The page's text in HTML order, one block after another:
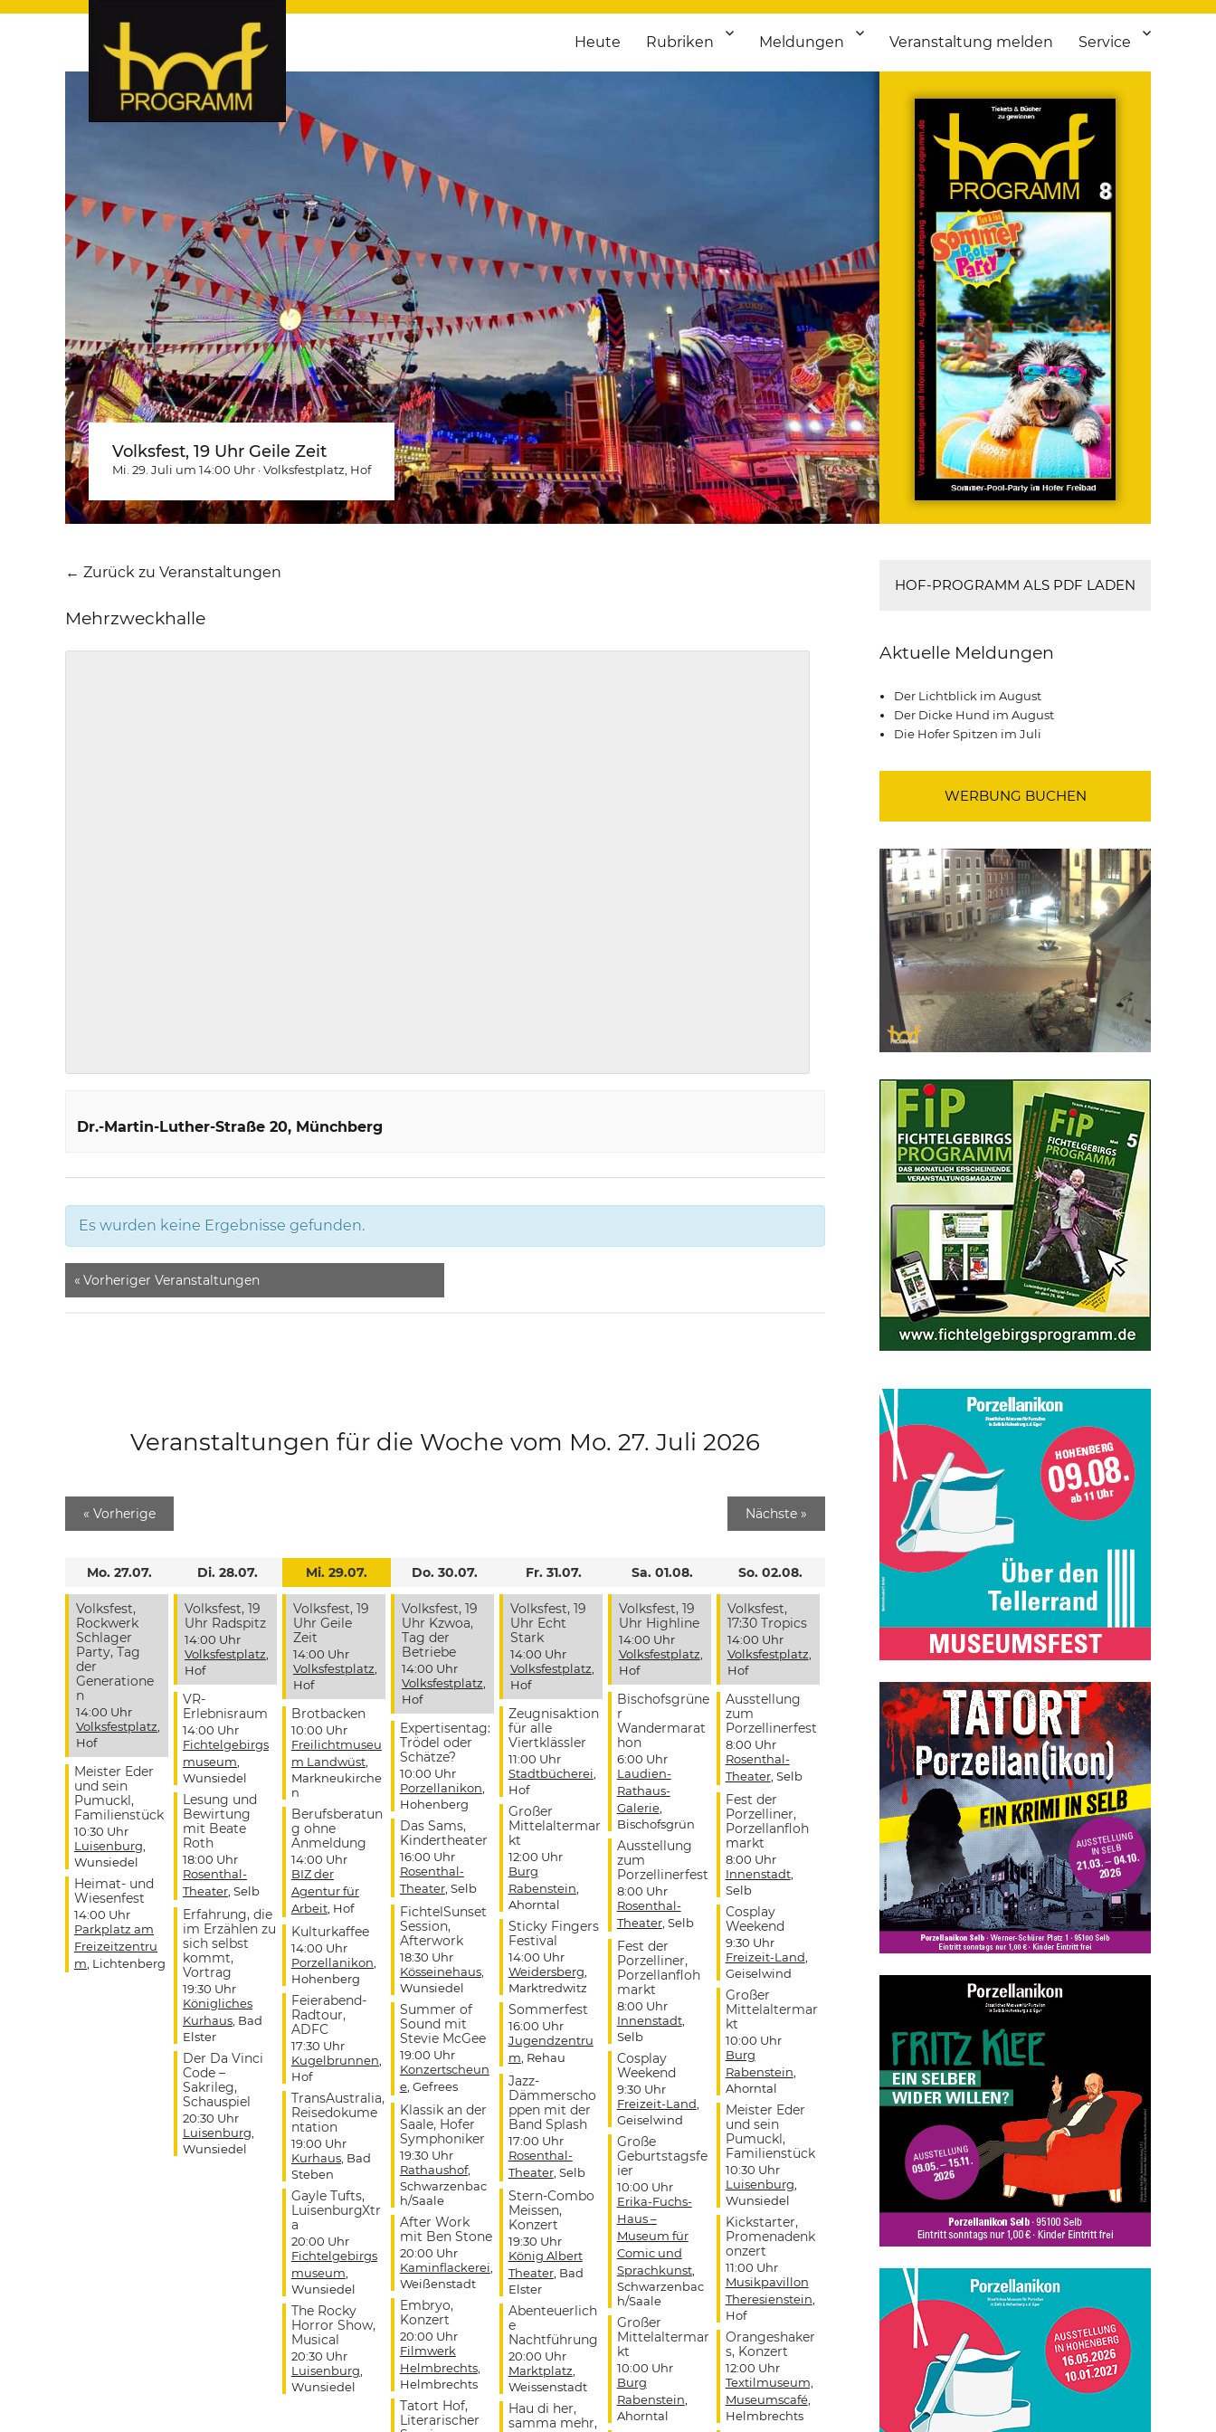
hof-programm – das Veranstaltungsportal für Hochfranken
hof-programm – das Veranstaltungsportal für Hof und Hochfranken. Täglich aktuelle Termine von Kultur bis Sport, von Theater bis Flohmarkt.
Heute Rubriken Meldungen Veranstaltung melden Service
Volksfest, 19 Uhr Geile Zeit
Mi. 29. Juli um 14:00 Uhr ·Volksfestplatz , Hof
← Zurück zu Veranstaltungen
Mehrzweckhalle
Dr.-Martin-Luther-Straße 20 Münchberg
Es wurden keine Ergebnisse gefunden.
« Vorheriger Veranstaltungen
Veranstaltungen für die Woche vom Mo. 27. Juli 2026
« Vorherige Nächste »
Mo. 27.07.
Volksfest,
Rockwerk
Schlager
Party, Tag
der
Generatione
n
14:00 Uhr
Volksfestplatz,
Hof
Meister Eder
und sein
Pumuckl,
Familienstück
10:30 Uhr
Luisenburg,
Wunsiedel
Heimat- und
Wiesenfest
14:00 Uhr
Parkplatz am
Freizeitzentru
m, Lichtenberg
Di. 28.07.
Volksfest, 19
Uhr Radspitz
14:00 Uhr
Volksfestplatz,
Hof
VR-
Erlebnisraum
14:00 Uhr
Fichtelgebirgs
museum,
Wunsiedel
Lesung und
Bewirtung
mit Beate
Roth
18:00 Uhr
Rosenthal-
Theater, Selb
Erfahrung, die
im Erzählen zu
sich selbst
kommt,
Vortrag
19:30 Uhr
Königliches
Kurhaus, Bad
Elster
Der Da Vinci
Code –
Sakrileg,
Schauspiel
20:30 Uhr
Luisenburg,
Wunsiedel
Mi. 29.07.
Volksfest, 19
Uhr Geile
Zeit
14:00 Uhr
Volksfestplatz,
Hof
Brotbacken
10:00 Uhr
Freilichtmuseu
m Landwüst,
Markneukirche
n
Berufsberatun
g ohne
Anmeldung
14:00 Uhr
BIZ der
Agentur für
Arbeit, Hof
Kulturkaffee
14:00 Uhr
Porzellanikon,
Hohenberg
Feierabend-
Radtour,
ADFC
17:30 Uhr
Kugelbrunnen,
Hof
TransAustralia,
Reisedokume
ntation
19:00 Uhr
Kurhaus, Bad
Steben
Gayle Tufts,
LuisenburgXtr
a
20:00 Uhr
Fichtelgebirgs
museum,
Wunsiedel
The Rocky
Horror Show,
Musical
20:30 Uhr
Luisenburg,
Wunsiedel
Do. 30.07.
Volksfest, 19
Uhr Kzwoa,
Tag der
Betriebe
14:00 Uhr
Volksfestplatz,
Hof
Expertisentag:
Trödel oder
Schätze?
10:00 Uhr
Porzellanikon,
Hohenberg
Das Sams,
Kindertheater
16:00 Uhr
Rosenthal-
Theater, Selb
FichtelSunset
Session,
Afterwork
18:30 Uhr
Kösseinehaus,
Wunsiedel
Summer of
Sound mit
Stevie McGee
19:00 Uhr
Konzertscheun
e, Gefrees
Klassik an der
Saale, Hofer
Symphoniker
19:30 Uhr
Rathaushof,
Schwarzenbac
h/Saale
After Work
mit Ben Stone
20:00 Uhr
Kaminflackerei,
Weißenstadt
Embryo,
Konzert
20:00 Uhr
Filmwerk
Helmbrechts,
Helmbrechts
Tatort Hof,
Literarischer
Fr. 31.07.
Volksfest, 19
Uhr Echt
Stark
14:00 Uhr
Volksfestplatz,
Hof
Zeugnisaktion
für alle
Viertklässler
11:00 Uhr
Stadtbücherei,
Hof
Großer
Mittelaltermar
kt
12:00 Uhr
Burg
Rabenstein,
Ahorntal
Sticky Fingers
Festival
14:00 Uhr
Weidersberg,
Marktredwitz
Sommerfest
16:00 Uhr
Jugendzentru
m, Rehau
Jazz-
Dämmerscho
ppen mit der
Band Splash
17:00 Uhr
Rosenthal-
Theater, Selb
Stern-Combo
Meissen,
Konzert
19:30 Uhr
König Albert
Theater, Bad
Elster
Abenteuerlich
e
Nachtführung
20:00 Uhr
Marktplatz,
Weissenstadt
Hau di her,
samma mehr,
Sa. 01.08.
Volksfest, 19
Uhr Highline
14:00 Uhr
Volksfestplatz,
Hof
Bischofsgrüne
r
Wandermarat
hon
6:00 Uhr
Laudien-
Rathaus-
Galerie,
Bischofsgrün
Ausstellung
zum
Porzellinerfest
8:00 Uhr
Rosenthal-
Theater, Selb
Fest der
Porzelliner,
Porzellanfloh
markt
8:00 Uhr
Innenstadt,
Selb
Cosplay
Weekend
9:30 Uhr
Freizeit-Land,
Geiselwind
Große
Geburtstagsfe
ier
10:00 Uhr
Erika-Fuchs-
Haus –
Museum für
Comic und
Sprachkunst,
Schwarzenbac
h/Saale
Großer
Mittelaltermar
kt
10:00 Uhr
Burg
Rabenstein,
Ahorntal
So. 02.08.
Volksfest,
17:30 Tropics
14:00 Uhr
Volksfestplatz,
Hof
Ausstellung
zum
Porzellinerfest
8:00 Uhr
Rosenthal-
Theater, Selb
Fest der
Porzelliner,
Porzellanfloh
markt
8:00 Uhr
Innenstadt,
Selb
Cosplay
Weekend
9:30 Uhr
Freizeit-Land,
Geiselwind
Großer
Mittelaltermar
kt
10:00 Uhr
Burg
Rabenstein,
Ahorntal
Meister Eder
und sein
Pumuckl,
Familienstück
10:30 Uhr
Luisenburg,
Wunsiedel
Kickstarter,
Promenadenk
onzert
11:00 Uhr
Musikpavillon
Theresienstein,
Hof
Orangeshaker
s, Konzert
12:00 Uhr
Textilmuseum,
Museumscafé,
Helmbrechts
HOF-PROGRAMM ALS PDF LADEN
Aktuelle Meldungen
Der Lichtblick im August
Der Dicke Hund im August
Die Hofer Spitzen im Juli
WERBUNG BUCHEN